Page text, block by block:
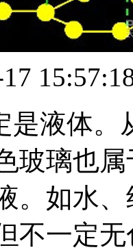
是液体
玻璃也
。如水
不一定